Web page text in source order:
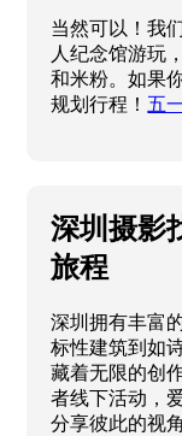
当然可以！我
人纪念馆游玩
和米粉。如果
规划行程！ 五
深圳摄影
旅程
深圳拥有丰富
标性建筑到如
藏着无限的创
者线下活动，
分享彼此的视